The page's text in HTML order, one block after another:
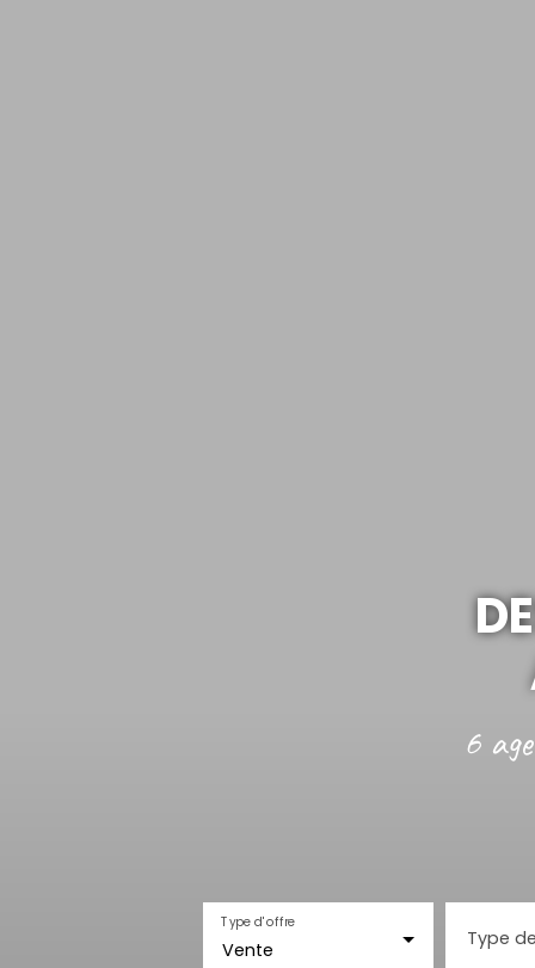
6
Vente
Type d'offre
Type